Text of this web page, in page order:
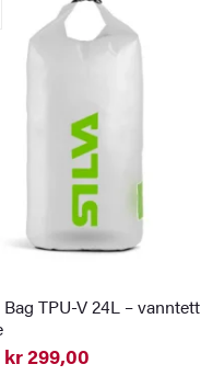
TPU-V 24L – vanntett
kr299,00